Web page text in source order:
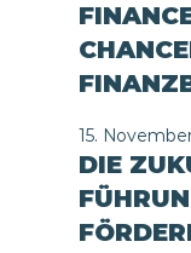
15.
DIE